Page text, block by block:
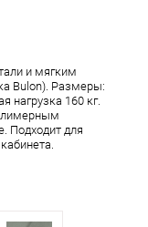
и мягким
Bulon). Размеры:
нагрузка 160 кг.
Подходит для